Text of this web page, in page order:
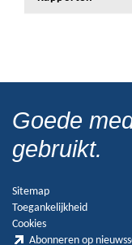
Goede
gebruikt.
Sitemap
Toegankelijkheid
Cookies
Abonneren op